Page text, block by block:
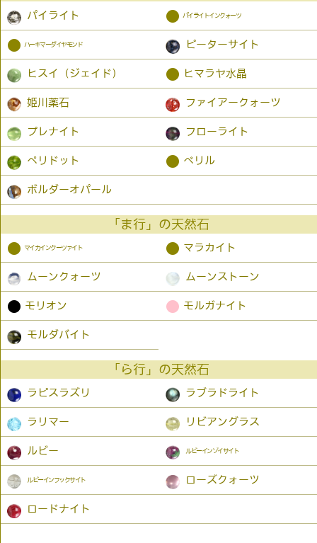
パイライト ● パイライトインクォーツ
● ハーキマーダイヤモンド ピーターサイト
ヒスイ（ジェイド） ● ヒマラヤ水晶
姫川薬石 ファイアークォーツ
プレナイト フローライト
ペリドット ● ベリル
ボルダーオパール
「ま行」の天然石
● マイカインクーツァイト ● マラカイト
ムーンクォーツ ムーンストーン
● モリオン ● モルガナイト
モルダバイト
「ら行」の天然石
ラピスラズリ ラブラドライト
ラリマー リビアングラス
ルビー ルビーインゾイサイト
ルビーインフックサイト ローズクォーツ
ロードナイト